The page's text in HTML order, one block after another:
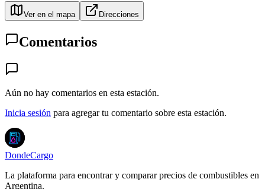
Ver en el mapa Direcciones
Comentarios
Aún no hay comentarios en esta estación.
Inicia sesión para agregar tu comentario sobre esta estación.
DondeCargo
La plataforma para encontrar y comparar precios de combustibles en
Argentina.